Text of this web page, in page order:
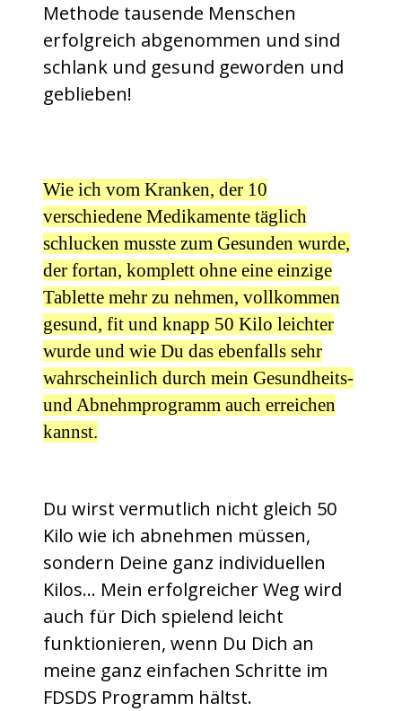
Methode tausende Menschen
erfolgreich abgenommen und sind
schlank und gesund geworden und
geblieben!
Wie ich vom Kranken, der 10
verschiedene Medikamente täglich
schlucken musste zum Gesunden wurde,
der fortan, komplett ohne eine einzige
Tablette mehr zu nehmen, vollkommen
gesund, fit und knapp 50 Kilo leichter
wurde und wie Du das ebenfalls sehr
wahrscheinlich durch mein Gesundheits-
und Abnehmprogramm auch erreichen
kannst.
Du wirst vermutlich nicht gleich 50
Kilo wie ich abnehmen müssen,
sondern Deine ganz individuellen
Kilos… Mein erfolgreicher Weg wird
auch für Dich spielend leicht
funktionieren, wenn Du Dich an
meine ganz einfachen Schritte im
FDSDS Programm hältst.